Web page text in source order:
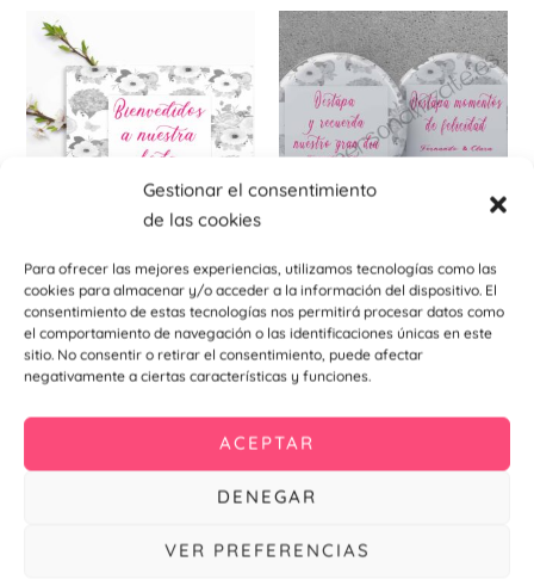
Gestionar el consentimiento
de las cookies
Para ofrecer las mejores experiencias, utilizamos tecnologías como las
cookies para almacenar y/o acceder a la información del dispositivo. El
consentimiento de estas tecnologías nos permitirá procesar datos como
el comportamiento de navegación o las identificaciones únicas en este
sitio. No consentir o retirar el consentimiento, puede afectar
negativamente a ciertas características y funciones.
ACEPTAR
DENEGAR
VER PREFERENCIAS
Carteles indicativos para eventos
Cartel indicativo Black
7,90€–11,91€
Seleccionar
Este
producto
tiene
múltiples
variantes.
opciones
se
pueden
elegir
en
la
página
de
producto
Chapas abridores imantados
Chapa abridor Black 59mm
1,10€–1,34€
Seleccionar